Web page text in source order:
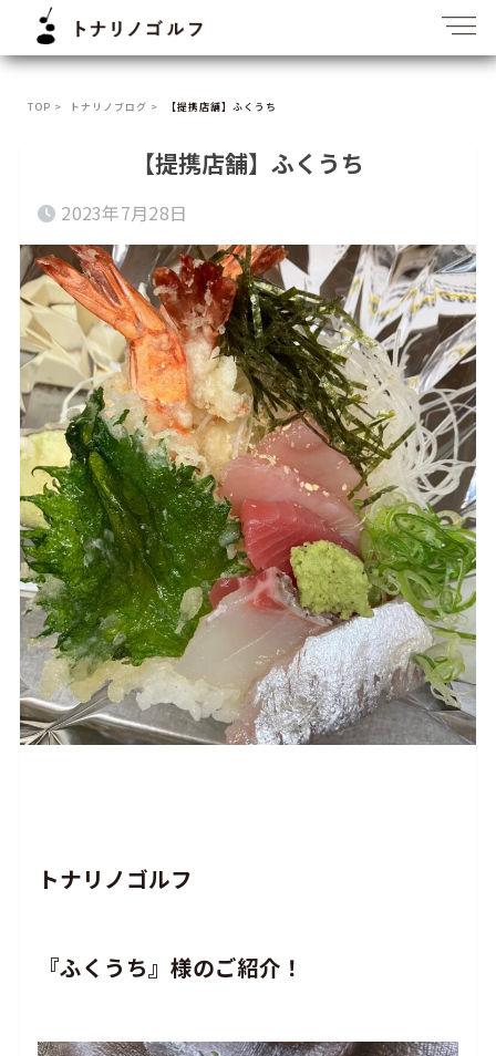
TOP > トナリノブログ > 【提携店舗】ふくうち
【提携店舗】ふくうち
2023年7月28日
トナリノゴルフ
『ふくうち』様のご紹介！